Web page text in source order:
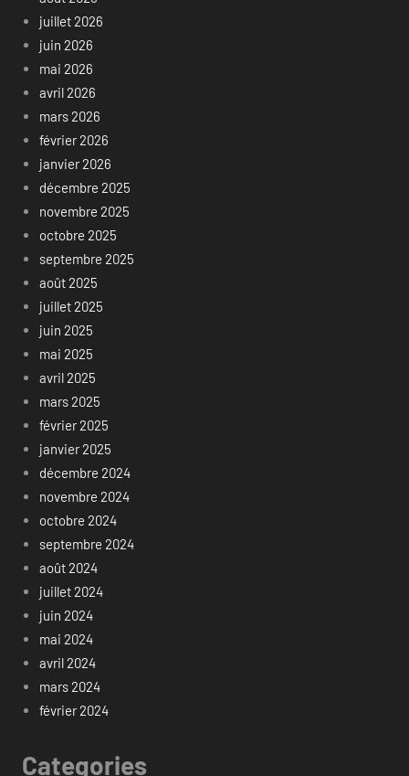
juillet 2026
juin 2026
mai 2026
avril 2026
mars 2026
février 2026
janvier 2026
décembre 2025
novembre 2025
octobre 2025
septembre 2025
août 2025
juillet 2025
juin 2025
mai 2025
avril 2025
mars 2025
février 2025
janvier 2025
décembre 2024
novembre 2024
octobre 2024
septembre 2024
août 2024
juillet 2024
juin 2024
mai 2024
avril 2024
mars 2024
février 2024
Categories